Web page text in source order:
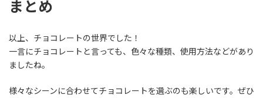
まとめ
以上、チョコレートの世界でした！
一言にチョコレートと言っても、色々な種類、使用方法などがあり
ましたね。
様々なシーンに合わせてチョコレートを選ぶのも楽しいです。ぜひ